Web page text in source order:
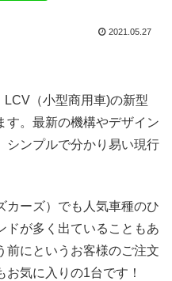
2021.05.27
（小型商用車)の新型
す。最新の機構やデザイン
シンプルで分かり易い現行
カーズ）でも人気車種のひ
ドが多く出ていることもあ
前にというお客様のご注文
気に入りの1台です！